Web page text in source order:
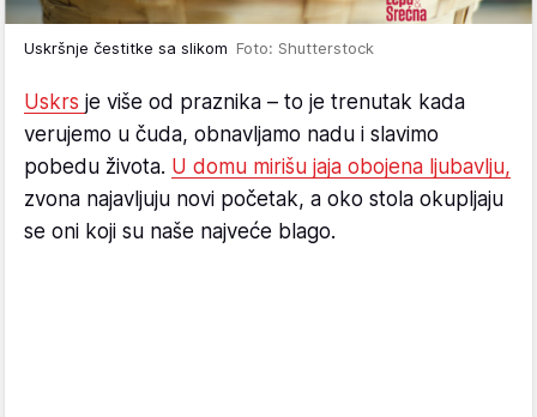
Uskršnje čestitke sa slikom Foto: Shutterstock
Uskrs je više od praznika – to je trenutak kada
verujemo u čuda, obnavljamo nadu i slavimo
pobedu života. U domu mirišu jaja obojena ljubavlju,
zvona najavljuju novi početak, a oko stola okupljaju
se oni koji su naše najveće blago.